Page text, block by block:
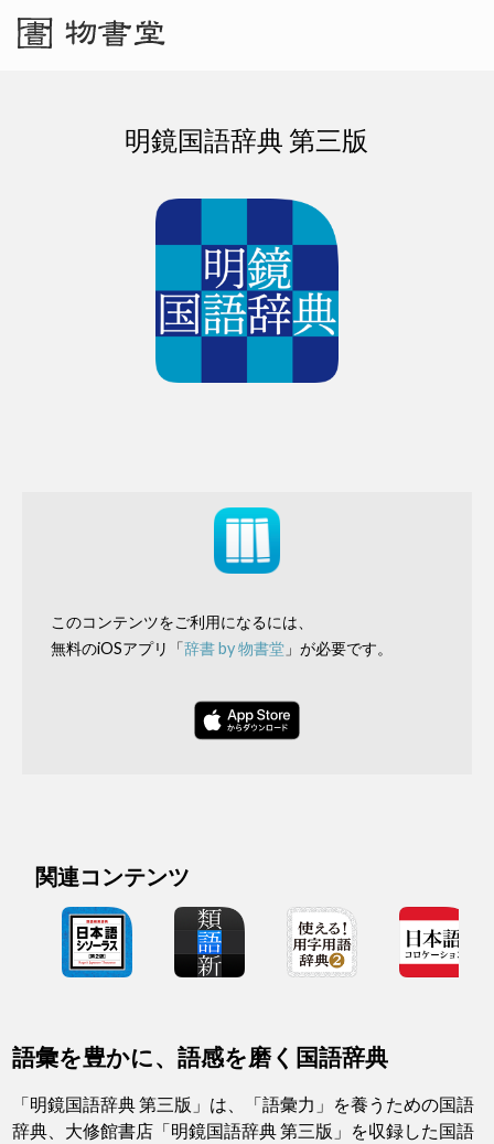
明鏡国語辞典 第三版
このコンテンツをご利用になるには、
無料のiOSアプリ「辞書 by 物書堂」が必要です。
関連コンテンツ
語彙を豊かに、語感を磨く国語辞典
「明鏡国語辞典 第三版」は、「語彙力」を養うための国語
辞典、大修館書店「明鏡国語辞典 第三版」を収録した国語